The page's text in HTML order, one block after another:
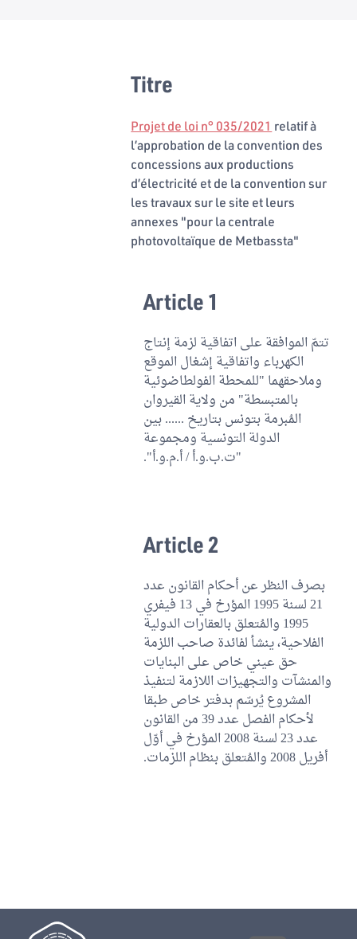
Titre
Projet de loi n° 035/2021 relatif à
l’approbation de la convention des
concessions aux productions
d’électricité et de la convention sur
les travaux sur le site et leurs
annexes "pour la centrale
photovoltaïque de Metbassta"
Article 1
تتمّ الموافقة على اتفاقية لزمة إنتاج
الكهرباء واتفاقية إشغال الموقع
وملاحقهما "للمحطة الفولطاضوئية
بالمتبسطة" من ولاية القيروان
المُبرمة بتونس بتاريخ ...... بين
الدولة التونسية ومجموعة
"ت.ب.و.أ / أ.م.و.أ".
Article 2
بصرف النظر عن أحكام القانون عدد
21 لسنة 1995 المؤرخ في 13 فيفري
1995 والمُتعلق بالعقارات الدولية
الفلاحية، ينشأ لفائدة صاحب اللزمة
حق عيني خاص على البنايات
والمنشآت والتجهيزات اللازمة لتنفيذ
المشروع يُرسّم بدفتر خاص طبقا
لأحكام الفصل عدد 39 من القانون
عدد 23 لسنة 2008 المؤرخ في أوّل
أفريل 2008 والمُتعلق بنظام اللزمات.